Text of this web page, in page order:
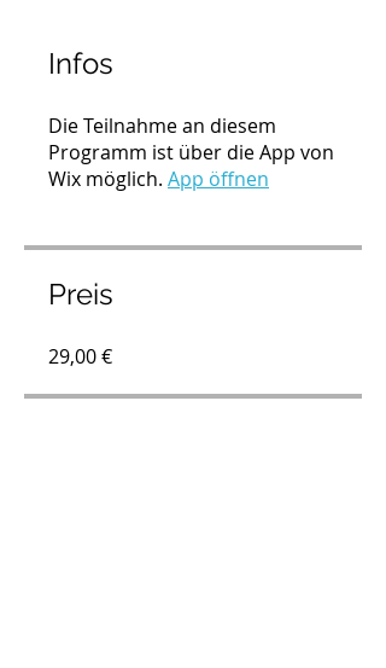
Infos
Die Teilnahme an diesem
Programm ist über die App von
Wix möglich. App öffnen
Preis
29,00 €